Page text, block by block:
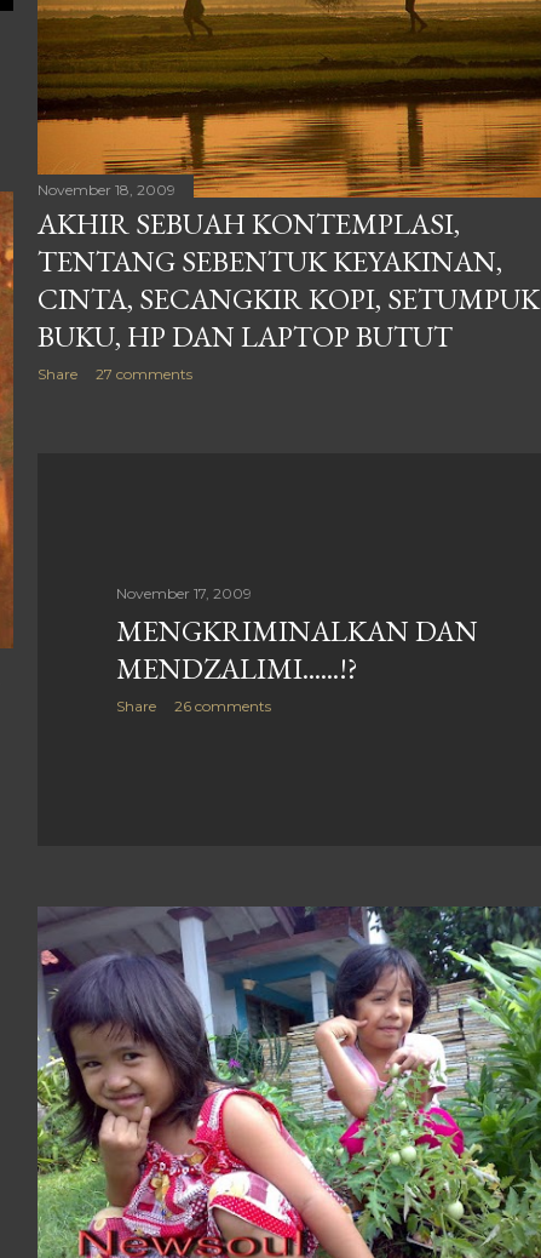
November 18, 2009
AKHIR SEBUAH KONTEMPLASI,
TENTANG SEBENTUK KEYAKINAN,
CINTA, SECANGKIR KOPI, SETUMPUK
BUKU, HP DAN LAPTOP BUTUT
Share 27 comments
November 17, 2009
MENGKRIMINALKAN DAN
MENDZALIMI......!?
Share 26 comments